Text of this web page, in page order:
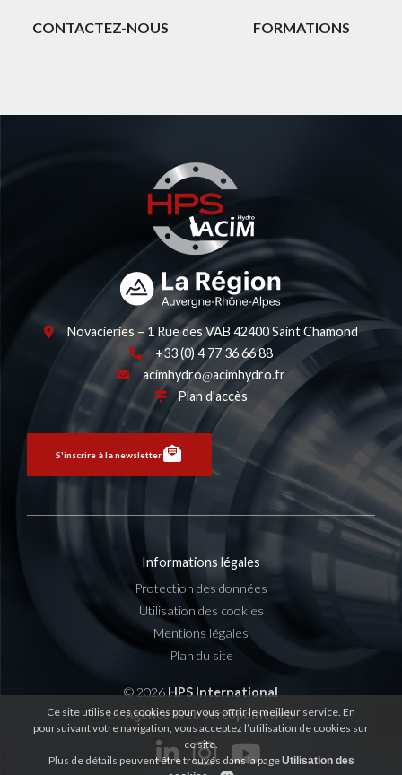
CONTACTEZ-NOUS FORMATIONS
Novacieries – 1 Rue des VAB 42400 Saint Chamond
+33 (0) 4 77 36 66 88
acimhydro
acimhydro.fr
Plan d'accès
S'inscrire à la newsletter
Informations légales
Protection des données
Utilisation des cookies
Mentions légales
Plan du site
© 2026HPS International
byAgence Web sercopointweb
Ce site utilise des cookies pour vous offrir le meilleur service. En
poursuivant votre navigation, vous acceptez l’utilisation de cookies sur
ce site.
Plus de détails peuvent être trouvés dans la pageUtilisation des